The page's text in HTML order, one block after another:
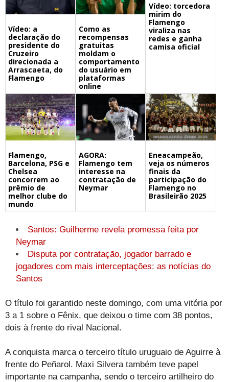
Vídeo: a
declaração do
presidente do
Cruzeiro
direcionada a
Arrascaeta, do
Flamengo
Como as
recompensas
gratuitas
moldam o
comportamento
do usuário em
plataformas
online
Vídeo: torcedora
mirim do
Flamengo
viraliza nas
redes e ganha
camisa oficial
Flamengo,
Barcelona, PSG e
Chelsea
concorrem ao
prêmio de
melhor clube do
mundo
AGORA:
Flamengo tem
interesse na
contratação de
Neymar
Eneacampeão,
veja os números
finais da
participação do
Flamengo no
Brasileirão 2025
Santos: Guilherme revela promessa feita por
Neymar
Disputa por contratação, jogador barrado e
jogadores com mais interceptações: as notícias do
Santos
O título foi garantido neste domingo, com uma vitória por
3 a 1 sobre o Fênix, que deixou o time com 38 pontos,
dois à frente do rival Nacional.
A conquista marca o terceiro título uruguaio de Aguirre à
frente do Peñarol. Maxi Silvera também teve papel
importante na campanha, sendo o terceiro artilheiro do